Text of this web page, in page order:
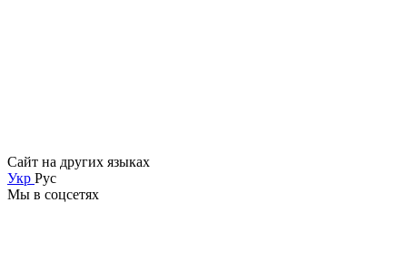
Сайт на других языках
Укр Рус
Мы в соцсетях